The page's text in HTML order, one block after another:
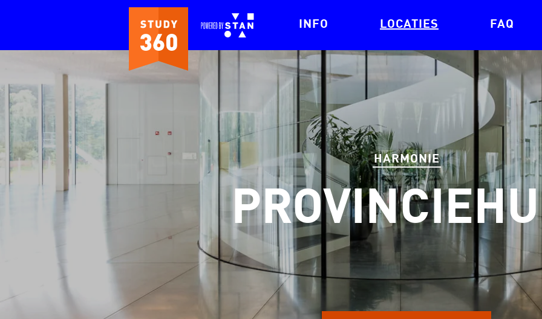
INFO LOCATIES FAQ
HARMONIE